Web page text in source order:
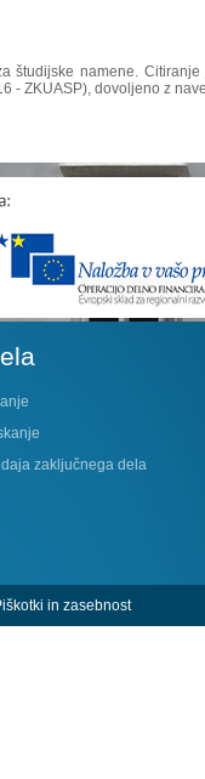
študijske namene.
- ZKUASP), dovoljeno z
zaključnega dela
in zasebnost